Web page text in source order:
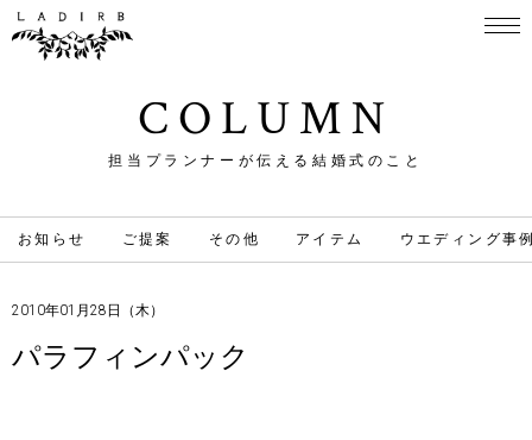
COLUMN
担当プランナーが伝える結婚式のこと
お知らせ ご提案 その他 アイテム ウエディング事
2010年01月28日（木）
パラフィンパック